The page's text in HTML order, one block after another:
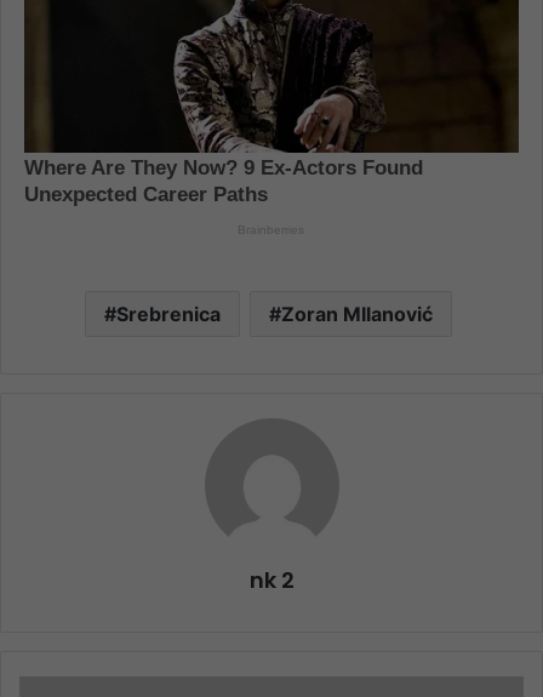
Srebrenica Zoran MIlanović
nk 2